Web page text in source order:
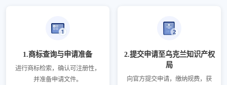
1.商标查询与申请准备
进行商标检索，确认可注册性，
并准备申请文件。
2.提交申请至乌克兰知识产权
局
向官方提交申请，缴纳规费，获